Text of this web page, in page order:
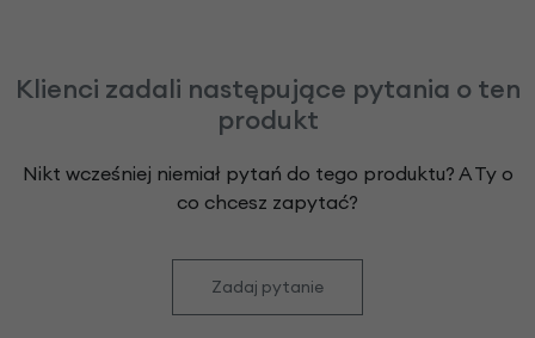
Klienci zadali następujące pytania o ten
produkt
Nikt wcześniej niemiał pytań do tego produktu? A Ty o
co chcesz zapytać?
Zadaj pytanie